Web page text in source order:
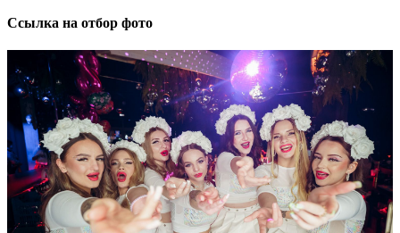
Ссылка на отбор фото